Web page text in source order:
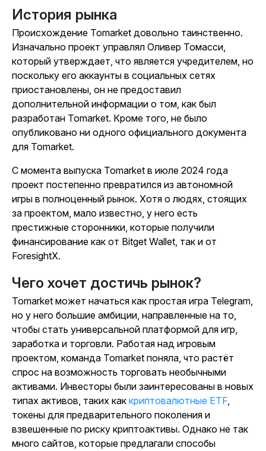
История рынка
Происхождение Tomarket довольно таинственно.
Изначально проект управлял Оливер Томасси,
который утверждает, что является учредителем, но
поскольку его аккаунты в социальных сетях
приостановлены, он не предоставил
дополнительной информации о том, как был
разработан Tomarket. Кроме того, не было
опубликовано ни одного официального документа
для Tomarket.
С момента выпуска Tomarket в июле 2024 года
проект постепенно превратился из автономной
игры в полноценный рынок. Хотя о людях, стоящих
за проектом, мало известно, у него есть
престижные сторонники, которые получили
финансирование как от Bitget Wallet, так и от
ForesightX.
Чего хочет достичь рынок?
Tomarket может начаться как простая игра Telegram,
но у него большие амбиции, направленные на то,
чтобы стать универсальной платформой для игр,
заработка и торговли. Работая над игровым
проектом, команда Tomarket поняла, что растёт
спрос на возможность торговать необычными
активами. Инвесторы были заинтересованы в новых
типах активов, таких как криптовалютные ETF,
токены для предварительного поколения и
взвешенные по риску криптоактивы. Однако не так
много сайтов, которые предлагали способы